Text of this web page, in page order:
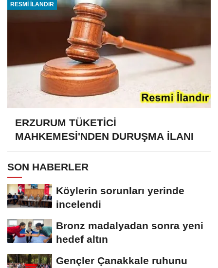
RESMİ İLANDIR
ERZURUM TÜKETİCİ
MAHKEMESİ'NDEN DURUŞMA İLANI
SON HABERLER
Köylerin sorunları yerinde
incelendi
Bronz madalyadan sonra yeni
hedef altın
Gençler Çanakkale ruhunu